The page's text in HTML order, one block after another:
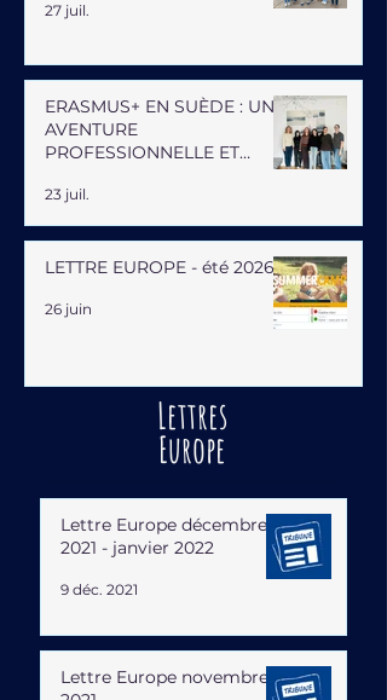
27 juil.
ERASMUS+ EN SUÈDE : UNE
AVENTURE
PROFESSIONNELLE ET
23 juil.
LETTRE EUROPE - été 2026
26 juin
Lettres
Europe
Lettre Europe décembre
2021 - janvier 2022
9 déc. 2021
Lettre Europe novembre